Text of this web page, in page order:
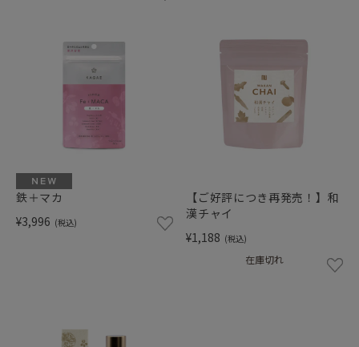
鉄＋マカ
¥3,996 (税込)
【ご好評につき再発売！】和
漢チャイ
¥1,188 (税込)
在庫切れ